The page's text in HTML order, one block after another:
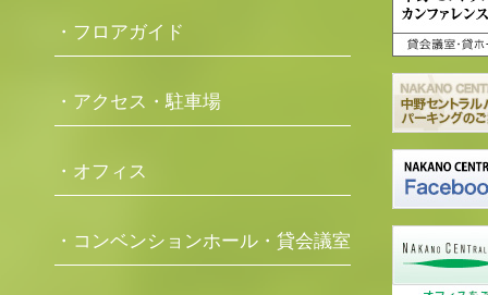
・フロアガイド
・アクセス・駐車場
・オフィス
・コンベンションホール・貸会議室